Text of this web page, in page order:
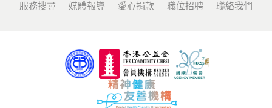
服務搜尋 媒體報導 愛心捐款 職位招聘 聯絡我們